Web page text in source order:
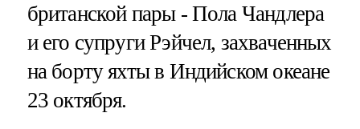
британской пары - Пола Чандлера
и его супруги Рэйчел, захваченных
на борту яхты в Индийском океане
23 октября.